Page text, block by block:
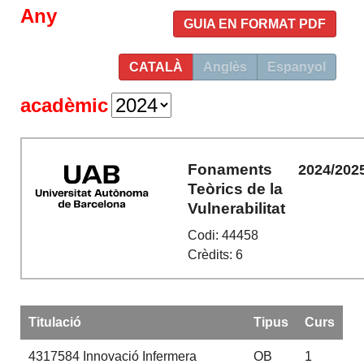
GUIA EN FORMAT PDF
CATALÀ Anglès Espanyol
Any
acadèmic
Fonaments
Teòrics de la
Vulnerabilitat
Codi: 44458
Crèdits: 6
2024/
Titulació Tipus Curs
4317584Innovació Infermera OB 1